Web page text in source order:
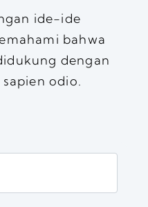
ide-ide
bahwa
dengan
odio.